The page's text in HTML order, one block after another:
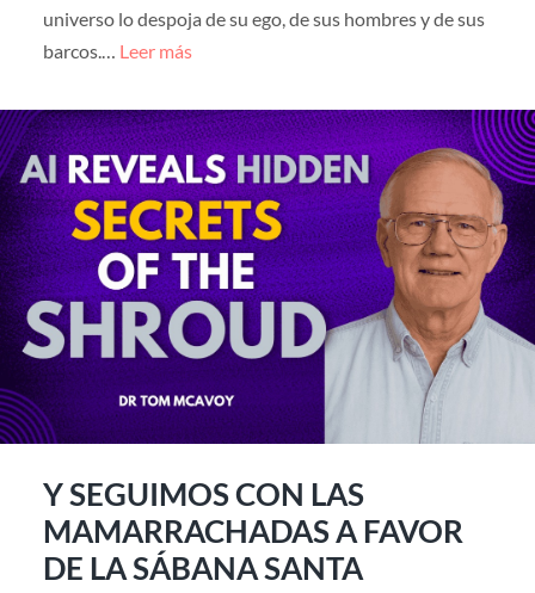
universo lo despoja de su ego, de sus hombres y de sus
barcos.… Leer más
Y SEGUIMOS CON LAS
MAMARRACHADAS A FAVOR
DE LA SÁBANA SANTA